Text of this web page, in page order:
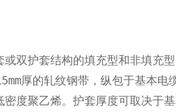
双护套结构的填充型和非填充型
厚的轧纹钢带，纵包于基本电
度聚乙烯。护套厚度可取决于基